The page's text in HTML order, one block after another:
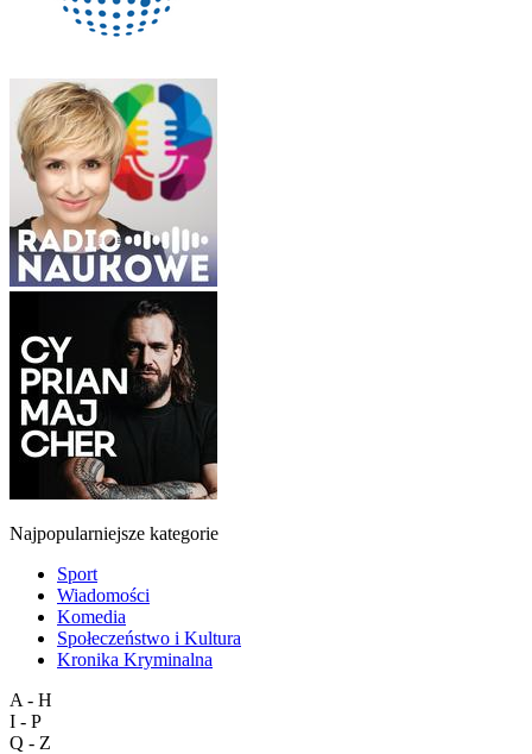
Najpopularniejsze kategorie
Sport
Wiadomości
Komedia
Społeczeństwo i Kultura
Kronika Kryminalna
A - H
I - P
Q - Z